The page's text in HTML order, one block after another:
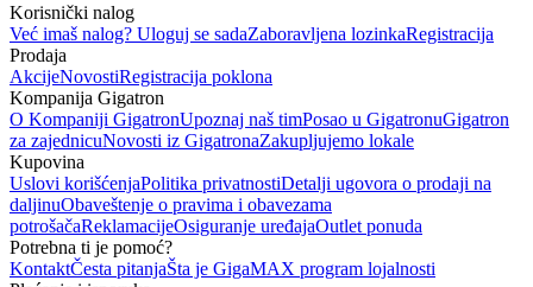
Korisnički nalog
Već imaš nalog? Uloguj se sadaZaboravljena lozinkaRegistracija
Prodaja
AkcijeNovostiRegistracija poklona
Kompanija Gigatron
O Kompaniji GigatronUpoznaj naš timPosao u GigatronuGigatron
za zajednicuNovosti iz GigatronaZakupljujemo lokale
Kupovina
Uslovi korišćenjaPolitika privatnostiDetalji ugovora o prodaji na
daljinuObaveštenje o pravima i obavezama
potrošačaReklamacijeOsiguranje uređajaOutlet ponuda
Potrebna ti je pomoć?
KontaktČesta pitanjaŠta je GigaMAX program lojalnosti